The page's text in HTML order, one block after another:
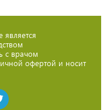
является
с врачом
офертой и носит